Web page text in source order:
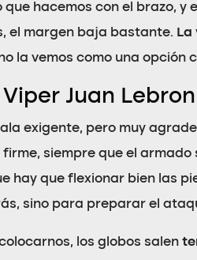
hacemos con el brazo,
el margen baja bastante.
la vemos como una
Juan
exigente, pero muy
siempre que el
hay que flexionar bien las
sino para preparar el
los globos salen